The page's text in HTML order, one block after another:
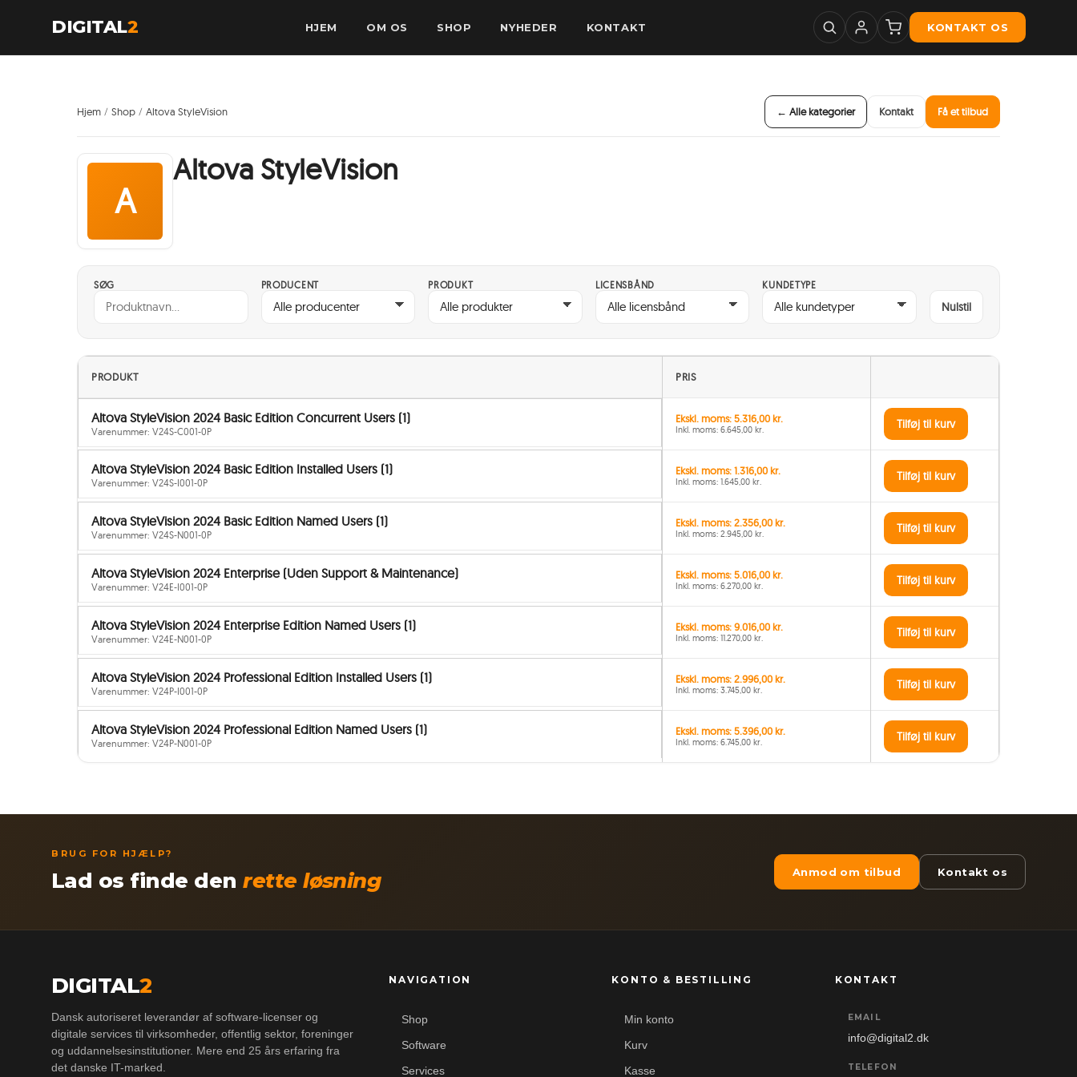
DIGITAL2 HJEM OM OS SHOP NYHEDER KONTAKT KONTAKT OS
Hjem / Shop / Altova StyleVision ← Alle kategorier Kontakt Få et tilbud
A
Altova StyleVision
SØG PRODUCENT PRODUKT LICENSBÅND KUNDETYPE
Nulstil
PRODUKT PRIS
Altova StyleVision 2024 Basic Edition Concurrent Users (1)
Varenummer: V24S-C001-0P
Ekskl. moms: 5.316,00 kr.
Inkl. moms: 6.645,00 kr. Tilføj til kurv
Altova StyleVision 2024 Basic Edition Installed Users (1)
Varenummer: V24S-I001-0P
Ekskl. moms: 1.316,00 kr.
Inkl. moms: 1.645,00 kr. Tilføj til kurv
Altova StyleVision 2024 Basic Edition Named Users (1)
Varenummer: V24S-N001-0P
Ekskl. moms: 2.356,00 kr.
Inkl. moms: 2.945,00 kr. Tilføj til kurv
Altova StyleVision 2024 Enterprise (Uden Support & Maintenance)
Varenummer: V24E-I001-0P
Ekskl. moms: 5.016,00 kr.
Inkl. moms: 6.270,00 kr. Tilføj til kurv
Altova StyleVision 2024 Enterprise Edition Named Users (1)
Varenummer: V24E-N001-0P
Ekskl. moms: 9.016,00 kr.
Inkl. moms: 11.270,00 kr. Tilføj til kurv
Altova StyleVision 2024 Professional Edition Installed Users (1)
Varenummer: V24P-I001-0P
Ekskl. moms: 2.996,00 kr.
Inkl. moms: 3.745,00 kr. Tilføj til kurv
Altova StyleVision 2024 Professional Edition Named Users (1)
Varenummer: V24P-N001-0P
Ekskl. moms: 5.396,00 kr.
Inkl. moms: 6.745,00 kr. Tilføj til kurv
BRUG FOR HJÆLP?
Lad os finde denrette løsning Anmod om tilbud Kontakt os
DIGITAL2
Dansk autoriseret leverandør af software-licenser og
digitale services til virksomheder, offentlig sektor, foreninger
og uddannelsesinstitutioner. Mere end 25 års erfaring fra
det danske IT-marked.
NAVIGATION
Shop
Software
Services
KONTO & BESTILLING
Min konto
Kurv
Kasse
KONTAKT
EMAIL
info@digital2.dk
TELEFON